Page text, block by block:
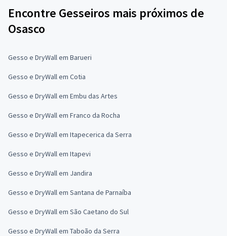
Encontre Gesseiros mais próximos de
Osasco
Gesso e DryWall em Barueri
Gesso e DryWall em Cotia
Gesso e DryWall em Embu das Artes
Gesso e DryWall em Franco da Rocha
Gesso e DryWall em Itapecerica da Serra
Gesso e DryWall em Itapevi
Gesso e DryWall em Jandira
Gesso e DryWall em Santana de Parnaíba
Gesso e DryWall em São Caetano do Sul
Gesso e DryWall em Taboão da Serra